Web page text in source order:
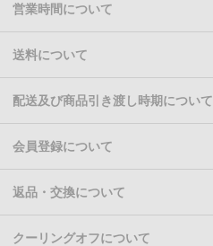
営業時間について
送料について
配送及び商品引き渡し時期について
会員登録について
返品・交換について
クーリングオフについて